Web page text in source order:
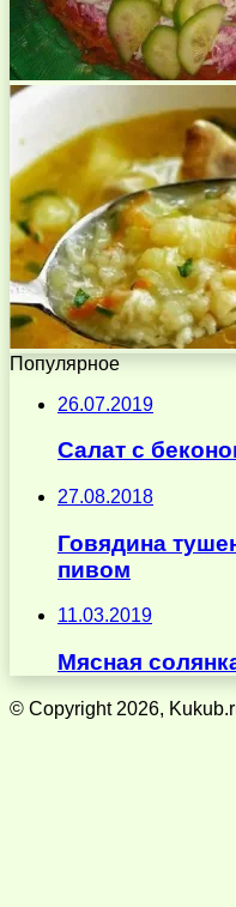
Популярное
26.07.2019
Салат с
27.08.2018
Говядина
пивом
11.03.2019
Мясная
© Copyright 2026,